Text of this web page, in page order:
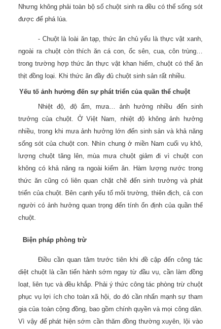
Nhưng không phải toàn bộ số chuột sinh ra đều có thể sống sót
được để phá lúa.
- Chuột là loài ăn tạp, thức ăn chủ yếu là thực vật xanh,
ngoài ra chuột còn thích ăn cá con, ốc sên, cua, côn trùng…
trong trường hợp thức ăn thực vật khan hiếm, chuột có thể ăn
thịt đồng loại. Khi thức ăn đầy đủ chuột sinh sản rất nhiều.
Yếu tố ảnh hưởng đến sự phát triển của quần thể chuột
Nhiệt độ, độ ẩm, mưa… ảnh hưởng nhiều đến sinh
trưởng của chuột. Ở Việt Nam, nhiệt độ không ảnh hưởng
nhiều, trong khi mưa ảnh hưởng lớn đến sinh sản và khả năng
sống sót của chuột con. Nhìn chung ở miền Nam cuối vụ khô,
lượng chuột tăng lên, mùa mưa chuột giảm đi vì chuột con
không có khả năng ra ngoài kiếm ăn. Hàm lượng nước trong
thức ăn cũng có liên quan chặt chẽ đến sinh trưởng và phát
triển của chuột. Bên cạnh yếu tố môi trường, thiên địch, cả con
người có ảnh hưởng quan trọng đến tính ổn định của quần thể
chuột.
Biện pháp phòng trừ
Điều cần quan tâm trước tiên khi đề cập đến công tác
diệt chuột là cần tiến hành sớm ngay từ đầu vụ, cần làm đồng
loạt, liên tục và đều khắp. Phải ý thức công tác phòng trừ chuột
phục vụ lợi ích cho toàn xã hội, do đó cần nhấn mạnh sự tham
gia của toàn cộng đồng, bao gồm chính quyền và mọi công dân.
Vì vậy để phát hiện sớm cần thăm đồng thường xuyên, lội vào